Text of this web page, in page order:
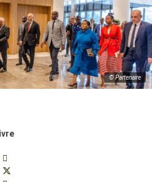
© Partenaire